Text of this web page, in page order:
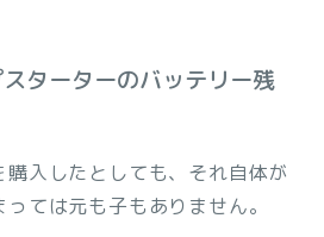
ターターのバッテリー残
入したとしても、それ自体が
ては元も子もありません。